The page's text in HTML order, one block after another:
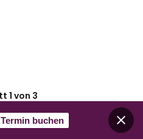
Termin buchen